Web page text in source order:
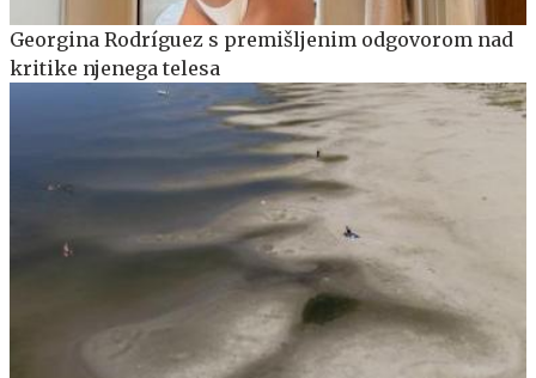
Georgina Rodríguez s premišljenim odgovorom nad
kritike njenega telesa